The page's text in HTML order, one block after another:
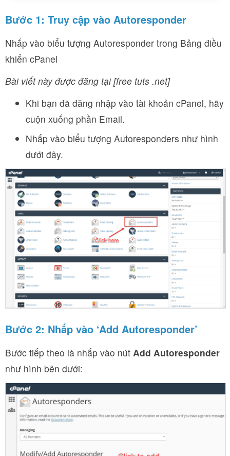
Bước 1: Truy cập vào Autoresponder
Nhấp vào biểu tượng Autoresponder trong Bảng điều
khiển cPanel
Bài viết này được đăng tại [free tuts .net]
Khi bạn đã đăng nhập vào tài khoản cPanel, hãy
cuộn xuống phần Email.
Nhấp vào biểu tượng Autoresponders như hình
dưới đây.
Bước 2: Nhấp vào ‘Add Autoresponder’
Bước tiếp theo là nhấp vào nút Add Autoresponder
như hình bên dưới: